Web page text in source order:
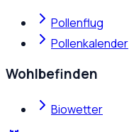
Pollenflug
Pollenkalender
Wohlbefinden
Biowetter